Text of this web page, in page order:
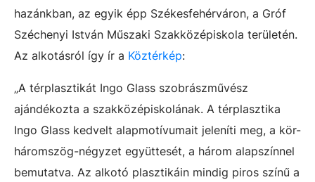
hazánkban, az egyik épp Székesfehérváron, a Gróf
Széchenyi István Műszaki Szakközépiskola területén.
Az alkotásról így ír a Köztérkép:
„A térplasztikát Ingo Glass szobrászművész
ajándékozta a szakközépiskolának. A térplasztika
Ingo Glass kedvelt alapmotívumait jeleníti meg, a kör-
háromszög-négyzet együttesét, a három alapszínnel
bemutatva. Az alkotó plasztikáin mindig piros színű a